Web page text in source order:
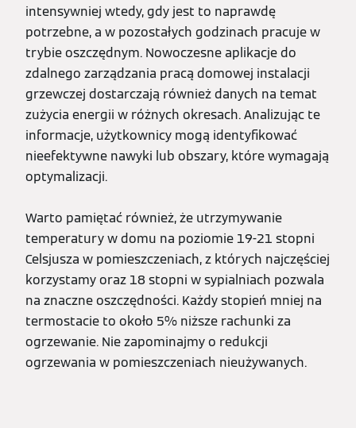
intensywniej wtedy, gdy jest to naprawdę
potrzebne, a w pozostałych godzinach pracuje w
trybie oszczędnym. Nowoczesne aplikacje do
zdalnego zarządzania pracą domowej instalacji
grzewczej dostarczają również danych na temat
zużycia energii w różnych okresach. Analizując te
informacje, użytkownicy mogą identyfikować
nieefektywne nawyki lub obszary, które wymagają
optymalizacji.
Warto pamiętać również, że utrzymywanie
temperatury w domu na poziomie 19-21 stopni
Celsjusza w pomieszczeniach, z których najczęściej
korzystamy oraz 18 stopni w sypialniach pozwala
na znaczne oszczędności. Każdy stopień mniej na
termostacie to około 5% niższe rachunki za
ogrzewanie. Nie zapominajmy o redukcji
ogrzewania w pomieszczeniach nieużywanych.